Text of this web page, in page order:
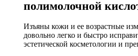
полимолочной
Изъяны кожи и ее возрастные
довольно легко и быстро
эстетической косметологии и